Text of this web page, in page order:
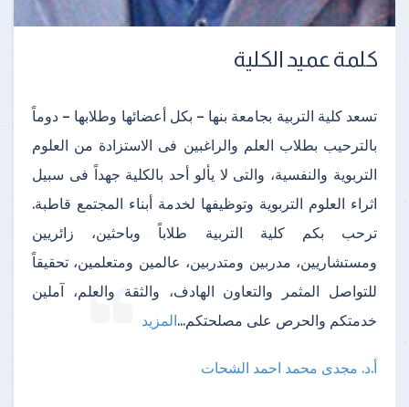
كلمة عميد الكلية
تسعد كلية التربية بجامعة بنها – بكل أعضائها وطلابها – دوماً
بالترحيب بطلاب العلم والراغبين فى الاستزادة من العلوم
التربوية والنفسية، والتى لا يألو أحد بالكلية جهداً فى سبيل
اثراء العلوم التربوية وتوظيفها لخدمة أبناء المجتمع قاطبة.
ترحب بكم كلية التربية طلاباً وباحثين، زائريين
ومستشاريين، مدربين ومتدربين، عالمين ومتعلمين، تحقيقاً
للتواصل المثمر والتعاون الهادف، والثقة والعلم، آملين
خدمتكم والحرص على مصلحتكم...المزيد
أ.د. مجدى محمد احمد الشحات